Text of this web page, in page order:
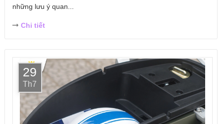
những lưu ý quan...
Chi tiết
29
Th7